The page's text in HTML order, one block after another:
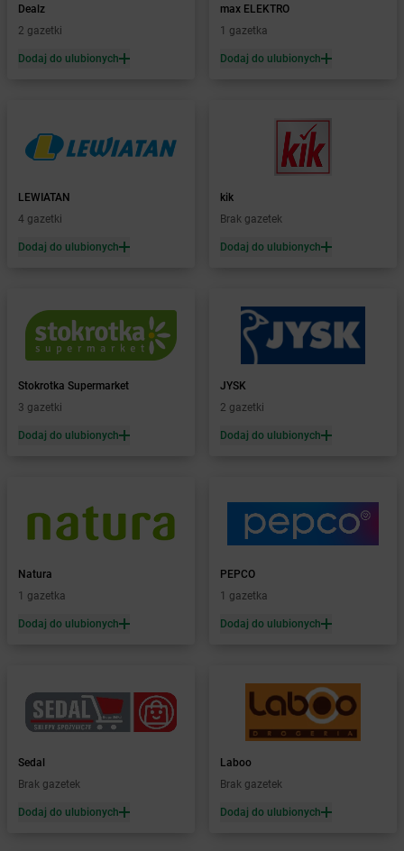
Żabka Bełchatów
Żabka Bestwina
Żabka
Bestwinka
Żabka BG1
Żabka Biała
Żabka
Biała Druga
Żabka Białe Błota
Żabka Białka
Żabka Białobrzegi
Żabka Bialogard
Żabka Białogóra
Żabka Białystok
Żabka Bibice
Żabka
Żabka Biedrusko
Żabka Bielany Wrocławskie
Żabka Bielsk Podlaski
Żabka Bielsko
Żabka Bielsko-Biała
Żabka
Żabka Bieruń
Żabka Bieżuń
Dealz
2 gazetki
Dodaj do ulubionych
max ELEKTRO
1 gazetka
Dodaj do ulubionych
LEWIATAN
4 gazetki
Dodaj do ulubionych
kik
Brak gazetek
Dodaj do ulubionych
Stokrotka Supermarket
3 gazetki
Dodaj do ulubionych
JYSK
2 gazetki
Dodaj do ulubionych
Natura
1 gazetka
Dodaj do ulubionych
PEPCO
1 gazetka
Dodaj do ulubionych
Sedal
Brak gazetek
Dodaj do ulubionych
Laboo
Brak gazetek
Dodaj do ulubionych